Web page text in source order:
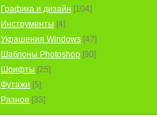
Графика и дизайн [104]
Инструменты [4]
Украшения Windows [47]
Шаблоны Photoshop [90]
Шрифты [25]
Футажи [5]
Разное [33]